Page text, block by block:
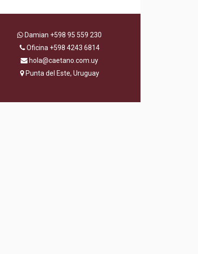
Damian +598 95 559 230
Oficina +598 4243 6814
hola@caetano.com.uy
Punta del Este, Uruguay